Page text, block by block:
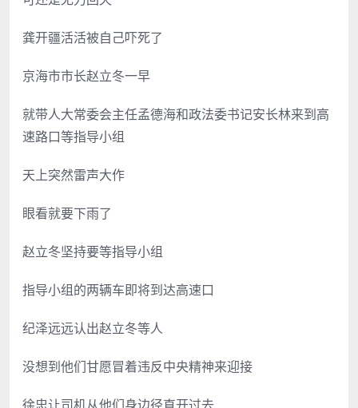
龚开疆活活被自己吓死了
京海市市长赵立冬一早
就带人大常委会主任孟德海和政法委书记安长林来到高
速路口等指导小组
天上突然雷声大作
眼看就要下雨了
赵立冬坚持要等指导小组
指导小组的两辆车即将到达高速口
纪泽远远认出赵立冬等人
没想到他们甘愿冒着违反中央精神来迎接